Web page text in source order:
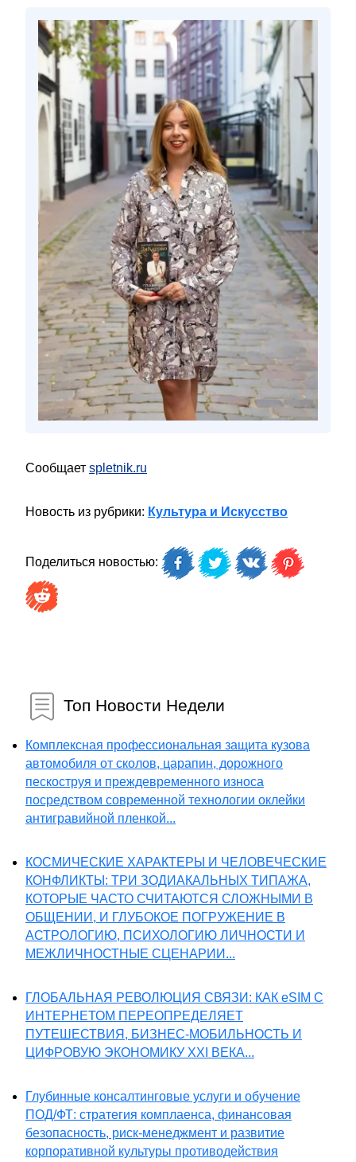
Сообщает spletnik.ru
Новость из рубрики: Культура и Искусство
Поделиться новостью:
Топ Новости Недели
Комплексная профессиональная защита кузова
автомобиля от сколов, царапин, дорожного
пескоструя и преждевременного износа
посредством современной технологии оклейки
антигравийной пленкой...
КОСМИЧЕСКИЕ ХАРАКТЕРЫ И ЧЕЛОВЕЧЕСКИЕ
КОНФЛИКТЫ: ТРИ ЗОДИАКАЛЬНЫХ ТИПАЖА,
КОТОРЫЕ ЧАСТО СЧИТАЮТСЯ СЛОЖНЫМИ В
ОБЩЕНИИ, И ГЛУБОКОЕ ПОГРУЖЕНИЕ В
АСТРОЛОГИЮ, ПСИХОЛОГИЮ ЛИЧНОСТИ И
МЕЖЛИЧНОСТНЫЕ СЦЕНАРИИ...
ГЛОБАЛЬНАЯ РЕВОЛЮЦИЯ СВЯЗИ: КАК eSIM С
ИНТЕРНЕТОМ ПЕРЕОПРЕДЕЛЯЕТ
ПУТЕШЕСТВИЯ, БИЗНЕС-МОБИЛЬНОСТЬ И
ЦИФРОВУЮ ЭКОНОМИКУ XXI ВЕКА...
Глубинные консалтинговые услуги и обучение
ПОД/ФТ: стратегия комплаенса, финансовая
безопасность, риск-менеджмент и развитие
корпоративной культуры противодействия